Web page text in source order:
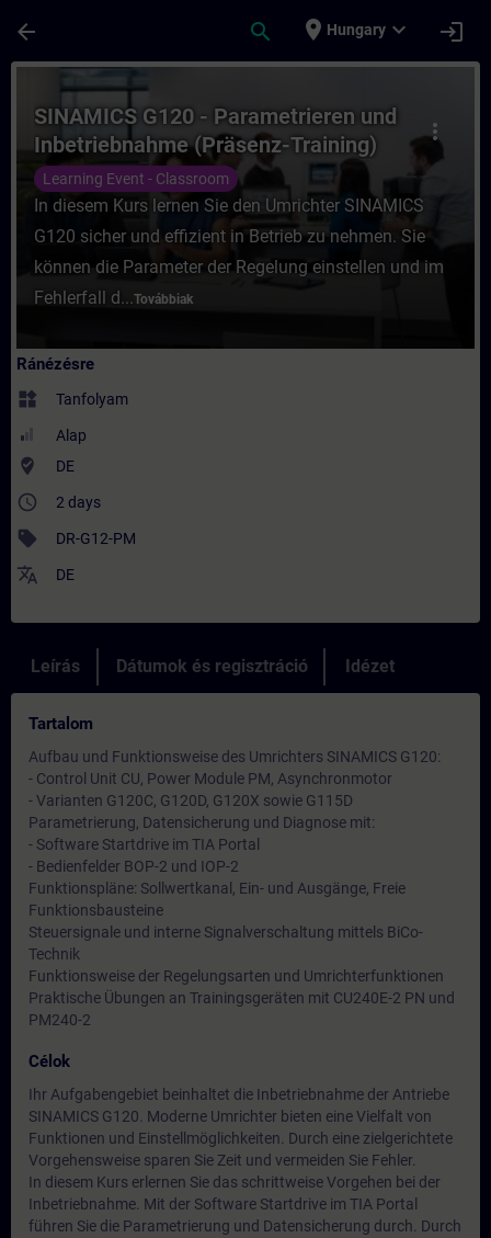
arrow_back search place Hungary expand_more login
Tanfolyam - SINAMICS G120 -
more_vert
SINAMICS G120 - Parametrieren und
Inbetriebnahme (Präsenz-Training)
Learning Event - Classroom
In diesem Kurs lernen Sie den Umrichter SINAMICS
G120 sicher und effizient in Betrieb zu nehmen. Sie
können die Parameter der Regelung einstellen und im
Fehlerfall d...Továbbiak
Ránézésre
widgets Tanfolyam
Alap
where_to_vote DE
access_time 2 days
sell DR-G12-PM
translate DE
Leírás Dátumok és regisztráció Idézet
Tartalom
Aufbau und Funktionsweise des Umrichters SINAMICS G120:
- Control Unit CU, Power Module PM, Asynchronmotor
- Varianten G120C, G120D, G120X sowie G115D
Parametrierung, Datensicherung und Diagnose mit:
- Software Startdrive im TIA Portal
- Bedienfelder BOP-2 und IOP-2
Funktionspläne: Sollwertkanal, Ein- und Ausgänge, Freie
Funktionsbausteine
Steuersignale und interne Signalverschaltung mittels BiCo-
Technik
Funktionsweise der Regelungsarten und Umrichterfunktionen
Praktische Übungen an Trainingsgeräten mit CU240E-2 PN und
PM240-2
Célok
Ihr Aufgabengebiet beinhaltet die Inbetriebnahme der Antriebe
SINAMICS G120. Moderne Umrichter bieten eine Vielfalt von
Funktionen und Einstellmöglichkeiten. Durch eine zielgerichtete
Vorgehensweise sparen Sie Zeit und vermeiden Sie Fehler.
In diesem Kurs erlernen Sie das schrittweise Vorgehen bei der
Inbetriebnahme. Mit der Software Startdrive im TIA Portal
führen Sie die Parametrierung und Datensicherung durch. Durch